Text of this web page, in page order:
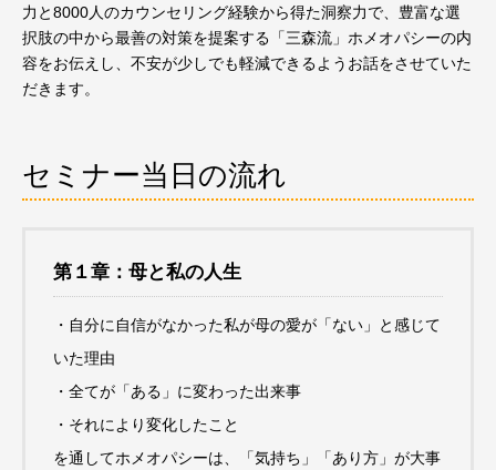
力と8000人のカウンセリング経験から得た洞察力で、豊富な選
択肢の中から最善の対策を提案する「三森流」ホメオパシーの内
容をお伝えし、不安が少しでも軽減できるようお話をさせていた
だきます。
セミナー当日の流れ
第１章：母と私の人生
・自分に自信がなかった私が母の愛が「ない」と感じて
いた理由
・全てが「ある」に変わった出来事
・それにより変化したこと
を通してホメオパシーは、「気持ち」「あり方」が大事